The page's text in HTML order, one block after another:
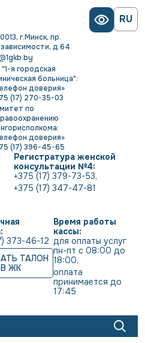
RU
г.Минск, пр.
д.64
я городская
больница":
доверия»
(17) 270-35-03
по
доверия»
(17) 396-45-65
Регистратура женской
консультации №4:
+375 (17) 379-73-53,
+375 (17) 347-47-81
373-46-12
ТАЛОН
В ЖК
Время работы
кассы:
для оплаты услуг
пн-пт с 08:00 до
18:00,
оплата
принимается до
17:45